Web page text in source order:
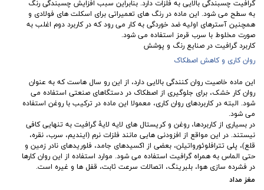
گرافیت چسبندگی بالایی به فلزات دارد. بنابراین سبب افزایش چسبندگی رنگ
به سطح می شود. این ماده در رنگ های تعمیراتی برای اسکلت های فولادی و
همچنین آسترهای اولیه ضد خوردگی به کار می رود که در کاربرد دوم اغلب به
صورت مخلوط با سرب قرمز استفاده می شود.
کاربرد گرافیت در صنایع رنگ و پوشش
روان کاری و کاهش اصطکاک
این ماده خاصیت روان کنندگی بالایی دارد، از این رو سال هاست که به عنوان
روان کار خشک، برای جلوگیری از اصطکاک در دستگا‌های صنعتی استفاده می‌
شود. البته در کاربردهای روان کاری، معمولا این ماده در ترکیب با روغن استفاده
می شود.
در بسیاری از کاربردها، روغن و کریستال های لایه ‌لایۀ گرافیت به تنهایی کافی
نیستند. در این مواقع از افزودنی هایی مانند فلزات نرم (ایندیم، سرب، نقره،
قلع)، پلی ‌تترافلوئورواتیلن، بعضی از اکسیدهای جامد، فلوریدهای نادر زمین و
حتی الماس به همراه گرافیت استفاده می‌ شود. موارد استفاده از این روان کارها
در فشرده ‌سازی هوا، بلبرینگ، اتصالات سرعت ثابت، قفل ها و غیره است.
مغز مداد